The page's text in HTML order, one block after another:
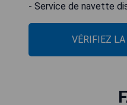
- Service de navette
VÉRIFIEZ